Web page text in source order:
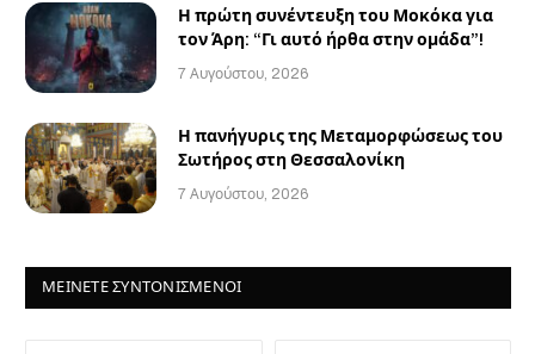
Η πρώτη συνέντευξη του Μοκόκα για
τον Άρη: “Γι αυτό ήρθα στην ομάδα”!
7 Αυγούστου, 2026
Η πανήγυρις της Μεταμορφώσεως του
Σωτήρος στη Θεσσαλονίκη
7 Αυγούστου, 2026
ΜΕΙΝΕΤΕ ΣΥΝΤΟΝΙΣΜΕΝΟΙ